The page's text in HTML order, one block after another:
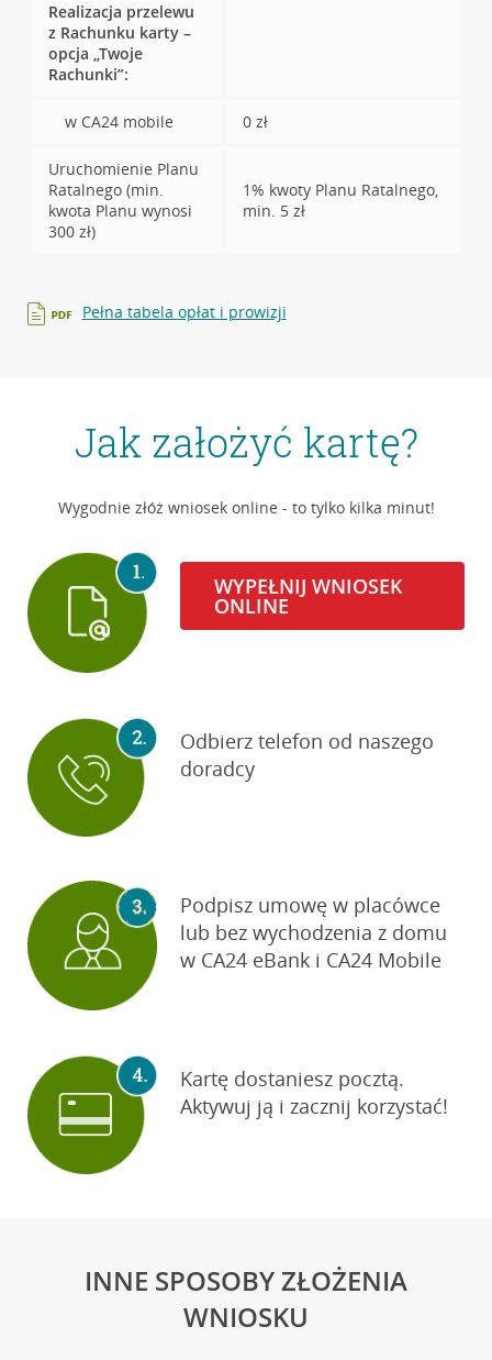
Realizacja przelewu
z Rachunku karty –
opcja „Twoje
Rachunki”:
w CA24 mobile 0 zł
Uruchomienie Planu
Ratalnego (min.
kwota Planu wynosi
300 zł)
1% kwoty Planu Ratalnego,
min. 5 zł
Pełna tabela opłat i prowizji
Jak założyć kartę?
Wygodnie złóż wniosek online - to tylko kilka minut!
WYPEŁNIJ WNIOSEK
ONLINE
Odbierz telefon od naszego
doradcy
Podpisz umowę w placówce
lub bez wychodzenia z domu
w CA24 eBank i CA24 Mobile
Kartę dostaniesz pocztą.
Aktywuj ją i zacznij korzystać!
INNE SPOSOBY ZŁOŻENIA
WNIOSKU